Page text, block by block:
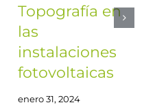
Topografía en
las
instalaciones
fotovoltaicas
enero 31, 2024